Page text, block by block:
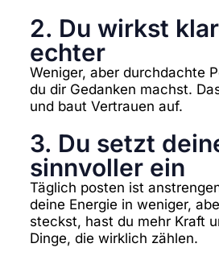
2. Du wirkst
echter
Weniger, aber durchdachte
du dir Gedanken machst.
und baut Vertrauen auf.
3. Du setzt
sinnvoller ein
Täglich posten ist
deine Energie in weniger,
steckst, hast du mehr Kraft
Dinge, die wirklich zählen.